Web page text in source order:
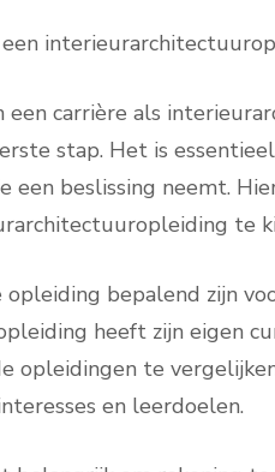
carrière als
stap. Het is
een beslissing neemt.
te
opleiding bepalend zijn
heeft zijn eigen
opleidingen te
en leerdoelen.